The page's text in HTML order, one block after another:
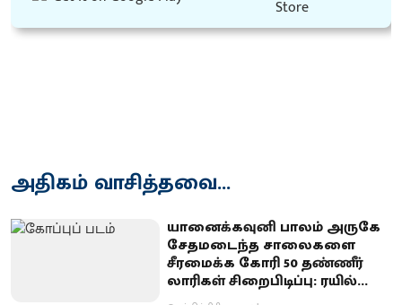
அதிகம் வாசித்தவை...
யானைக்கவுனி பாலம் அருகே
சேதமடைந்த சாலைகளை
சீரமைக்க கோரி 50 தண்ணீர்
லாரிகள் சிறைபிடிப்பு: ரயில்வே
குடியிருப்புவாசிகள் போராட்டம்